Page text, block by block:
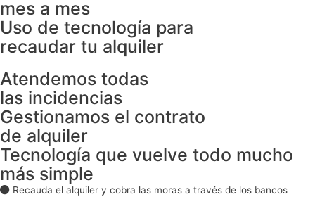
mes a mes
Uso de tecnología para
recaudar tu alquiler
Atendemos todas
las incidencias
Gestionamos el contrato
de alquiler
Tecnología que vuelve todo mucho
más simple
Recauda el alquiler y cobra las moras a través de los bancos